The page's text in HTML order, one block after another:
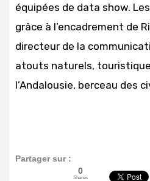
équipées de data show.
grâce à l’encadrement de
directeur de la
atouts naturels,
l’Andalousie, berceau des
Partager sur :
0
Shares